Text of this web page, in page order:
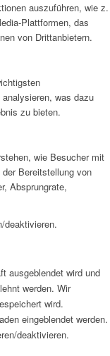
auszuführen, wie z.
Plattformen, das
von Drittanbietern.
was dazu
zu bieten.
wie Besucher mit
Bereitstellung von
Absprungrate,
deaktivieren.
ausgeblendet wird und
werden. Wir
wird.
eingeblendet werden.
deaktivieren.